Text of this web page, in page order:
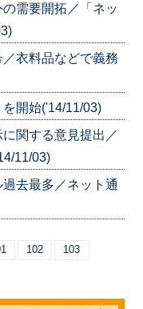
需要開拓／「ネッ
衣料品などで義務
開始('14/11/03)
関する意見提出／
11/03)
去最多／ネット通
102
103